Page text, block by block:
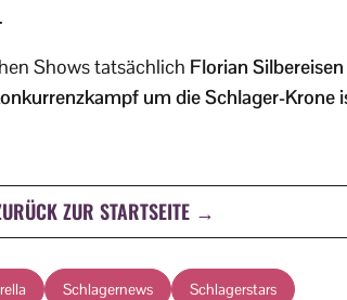
Shows tatsächlich Florian
um die Schlager-Krone
ZUR STARTSEITE →
Schlagernews Schlagerstars